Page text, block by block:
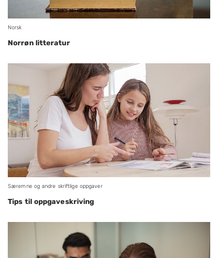
Norsk
Norrøn litteratur
Særemne og andre skriftlige oppgaver
Tips til oppgaveskriving